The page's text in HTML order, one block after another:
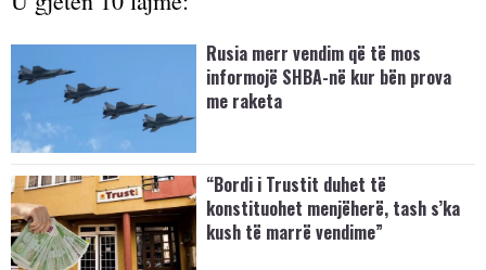
Rusia merr vendim që të mos
informojë SHBA-në kur bën prova
me raketa
“Bordi i Trustit duhet të
konstituohet menjëherë, tash s’ka
kush të marrë vendime”